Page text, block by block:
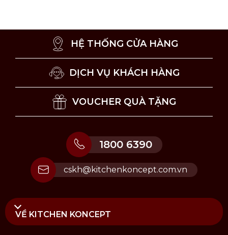
bị đổi màu khi đặt trong lò ở nhiệt độ 350°C.
Lưu ý vệ sinh và sử dụng
Không dùng vật sắc nhọn cào, chà lòng chảo.
Khuyến khích vệ sinh sản phẩm bằng tay.
Vệ sinh bằng miếng bọt biển mềm, không sử
HỆ THỐNG CỬA HÀNG
DỊCH VỤ KHÁCH HÀNG
VOUCHER QUÀ TẶNG
1800 6390
cskh@kitchenkoncept.com.vn
VỀ KITCHEN KONCEPT